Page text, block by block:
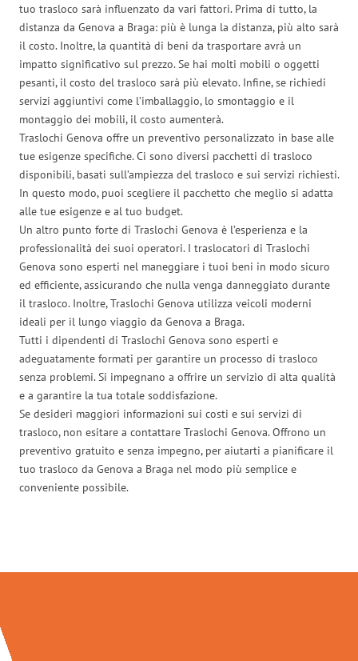
tuo trasloco sarà influenzato da vari fattori. Prima di tutto, la
distanza da Genova a Braga: più è lunga la distanza, più alto sarà
il costo. Inoltre, la quantità di beni da trasportare avrà un
impatto significativo sul prezzo. Se hai molti mobili o oggetti
pesanti, il costo del trasloco sarà più elevato. Infine, se richiedi
servizi aggiuntivi come l’imballaggio, lo smontaggio e il
montaggio dei mobili, il costo aumenterà.
Traslochi Genova offre un preventivo personalizzato in base alle
tue esigenze specifiche. Ci sono diversi pacchetti di trasloco
disponibili, basati sull’ampiezza del trasloco e sui servizi richiesti.
In questo modo, puoi scegliere il pacchetto che meglio si adatta
alle tue esigenze e al tuo budget.
Un altro punto forte di Traslochi Genova è l’esperienza e la
professionalità dei suoi operatori. I traslocatori di Traslochi
Genova sono esperti nel maneggiare i tuoi beni in modo sicuro
ed efficiente, assicurando che nulla venga danneggiato durante
il trasloco. Inoltre, Traslochi Genova utilizza veicoli moderni
ideali per il lungo viaggio da Genova a Braga.
Tutti i dipendenti di Traslochi Genova sono esperti e
adeguatamente formati per garantire un processo di trasloco
senza problemi. Si impegnano a offrire un servizio di alta qualità
e a garantire la tua totale soddisfazione.
Se desideri maggiori informazioni sui costi e sui servizi di
trasloco, non esitare a contattare Traslochi Genova. Offrono un
preventivo gratuito e senza impegno, per aiutarti a pianificare il
tuo trasloco da Genova a Braga nel modo più semplice e
conveniente possibile.